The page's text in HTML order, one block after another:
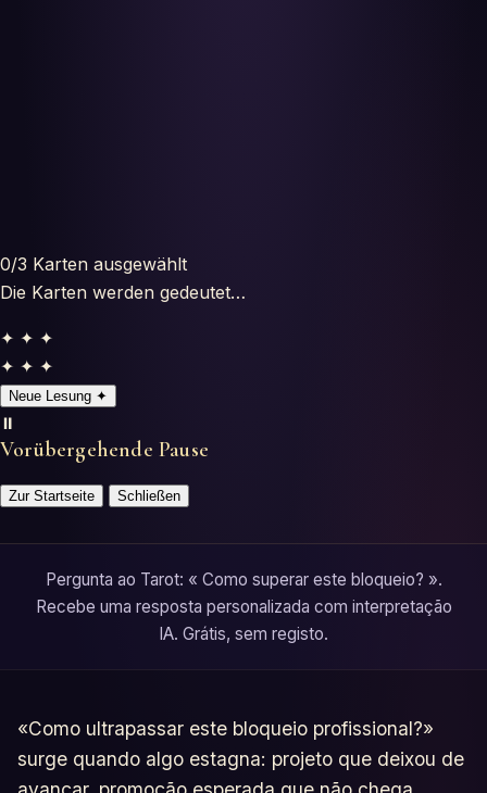
0/3 Karten ausgewählt
Die Karten werden gedeutet…
✦ ✦ ✦
✦ ✦ ✦
Neue Lesung ✦
⏸️
Vorübergehende Pause
Zur Startseite Schließen
Pergunta ao Tarot: « Como superar este bloqueio? ».
Recebe uma resposta personalizada com interpretação
IA. Grátis, sem registo.
«Como ultrapassar este bloqueio profissional?»
surge quando algo estagna: projeto que deixou de